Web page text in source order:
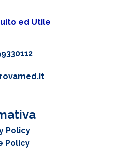
ed Utile
Policy
Policy